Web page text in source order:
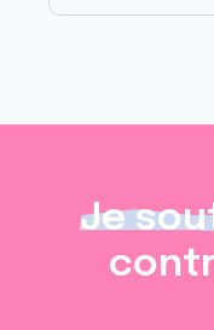
Je